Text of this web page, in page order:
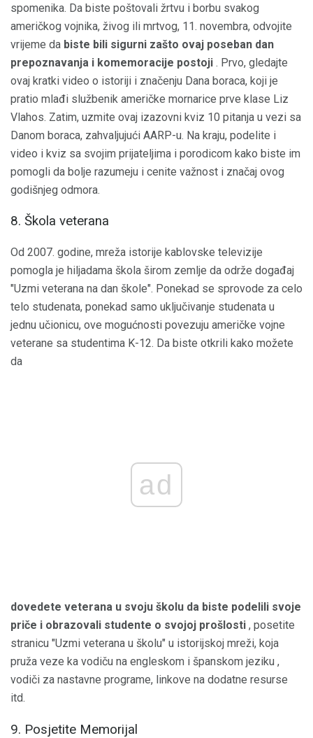
spomenika. Da biste poštovali žrtvu i borbu svakog
američkog vojnika, živog ili mrtvog, 11. novembra, odvojite
vrijeme da biste bili sigurni zašto ovaj poseban dan
prepoznavanja i komemoracije postoji . Prvo, gledajte
ovaj kratki video o istoriji i značenju Dana boraca, koji je
pratio mlađi službenik američke mornarice prve klase Liz
Vlahos. Zatim, uzmite ovaj izazovni kviz 10 pitanja u vezi sa
Danom boraca, zahvaljujući AARP-u. Na kraju, podelite i
video i kviz sa svojim prijateljima i porodicom kako biste im
pomogli da bolje razumeju i cenite važnost i značaj ovog
godišnjeg odmora.
8. Škola veterana
Od 2007. godine, mreža istorije kablovske televizije
pomogla je hiljadama škola širom zemlje da održe događaj
"Uzmi veterana na dan škole". Ponekad se sprovode za celo
telo studenata, ponekad samo uključivanje studenata u
jednu učionicu, ove mogućnosti povezuju američke vojne
veterane sa studentima K-12. Da biste otkrili kako možete
da
ad
dovedete veterana u svoju školu da biste podelili svoje
priče i obrazovali studente o svojoj prošlosti , posetite
stranicu "Uzmi veterana u školu" u istorijskoj mreži, koja
pruža veze ka vodiču na engleskom i španskom jeziku ,
vodiči za nastavne programe, linkove na dodatne resurse
itd.
9. Posjetite Memorijal